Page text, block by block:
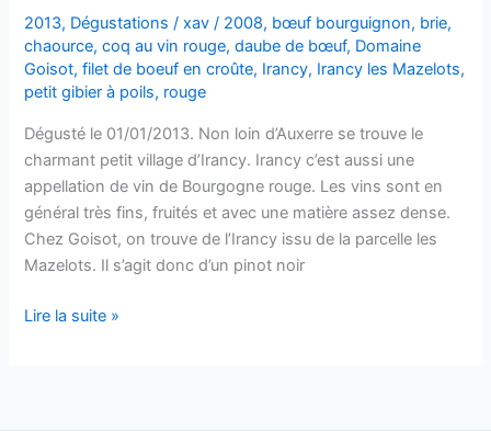
2013, Dégustations /xav/ 2008, bœuf bourguignon, brie,
chaource,coq au vin rouge,daube de bœuf, Domaine
Goisot,filet de boeuf en croûte, Irancy, Irancy les Mazelots,
petit gibier à poils, rouge
Dégusté le 01/01/2013. Non loin d’Auxerre se trouve le
charmant petit village d’Irancy. Irancy c’est aussi une
appellation de vin de Bourgogne rouge. Les vins sont en
général très fins, fruités et avec une matière assez dense.
Chez Goisot, on trouve de l’Irancy issu de la parcelle les
Mazelots. Il s’agit donc d’un pinot noir
Irancy
Lire la suite »